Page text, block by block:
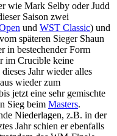
wie Mark Selby oder Judd
Saison zwei
und WST Classic) und
späteren Sieger Shaun
in bestechender Form
im Crucible keine
Jahr wieder alles
wieder zum
jetzt eine sehr gemischte
Sieg beim Masters.
Niederlagen, z.B. in der
Jahr schien er ebenfalls